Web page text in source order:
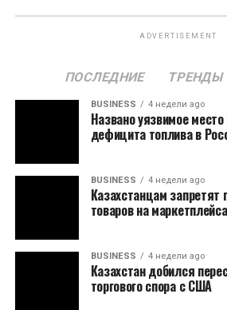
ADVERTISEMENT
ПОСЛЕДНИЕ ТРЕНДЫ
BUSINESS 4 недели ago
Названо уязвимое
дефицита топлива в
BUSINESS 4 недели ago
Казахстанцам запретят
товаров на
BUSINESS 4 недели ago
Казахстан добился
торгового спора с США